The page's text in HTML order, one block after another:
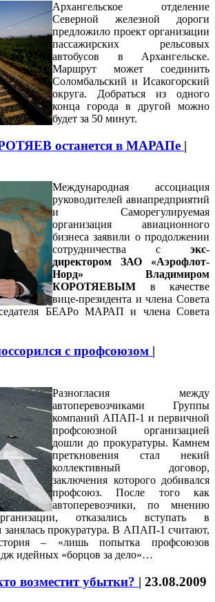
Архангельское отделение
Северной железной дороги
предложило проект организации
пассажирских рельсовых
автобусов в Архангельске.
Маршрут может соединить
Соломбальский и Исакогорский
округа. Добраться из одного
конца города в другой можно
будет за 50 минут.
останется в МАРАПе |
Международная ассоциация
руководителей авиапредприятий
и Саморегулируемая
организация авиационного
бизнеса заявили о продолжении
сотрудничества с экс-
директором ЗАО «Аэрофлот-
Норд» Владимиром
КОРОТЯЕВЫМ в качестве
вице-президента и члена Совета
БЕАРо МАРАП и члена Совета
с профсоюзом |
Разногласия между
автоперевозчиками Группы
компаний АПАП-1 и первичной
профсоюзной организацией
дошли до прокуратуры. Камнем
преткновения стал некий
коллективный договор,
заключения которого добивался
профсоюз. После того как
автоперевозчики, по мнению
отказались вступать в
занялась прокуратура. В АПАП-1 считают,
– «лишь попытка профсоюзов
идейных «борцов за дело»…
возместит убытки? | 23.08.2009